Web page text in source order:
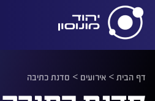
דף הבית> אירועים > סדנת כתיבה